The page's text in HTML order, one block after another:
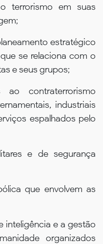
terrorismo em suas
estratégico
se relaciona com o
e seus grupos;
ao contraterrorismo
industriais
espalhados pelo
e de segurança
que envolvem as
inteligência e a gestão
organizados